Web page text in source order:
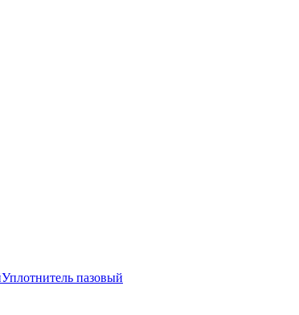
Уплотнитель пазовый